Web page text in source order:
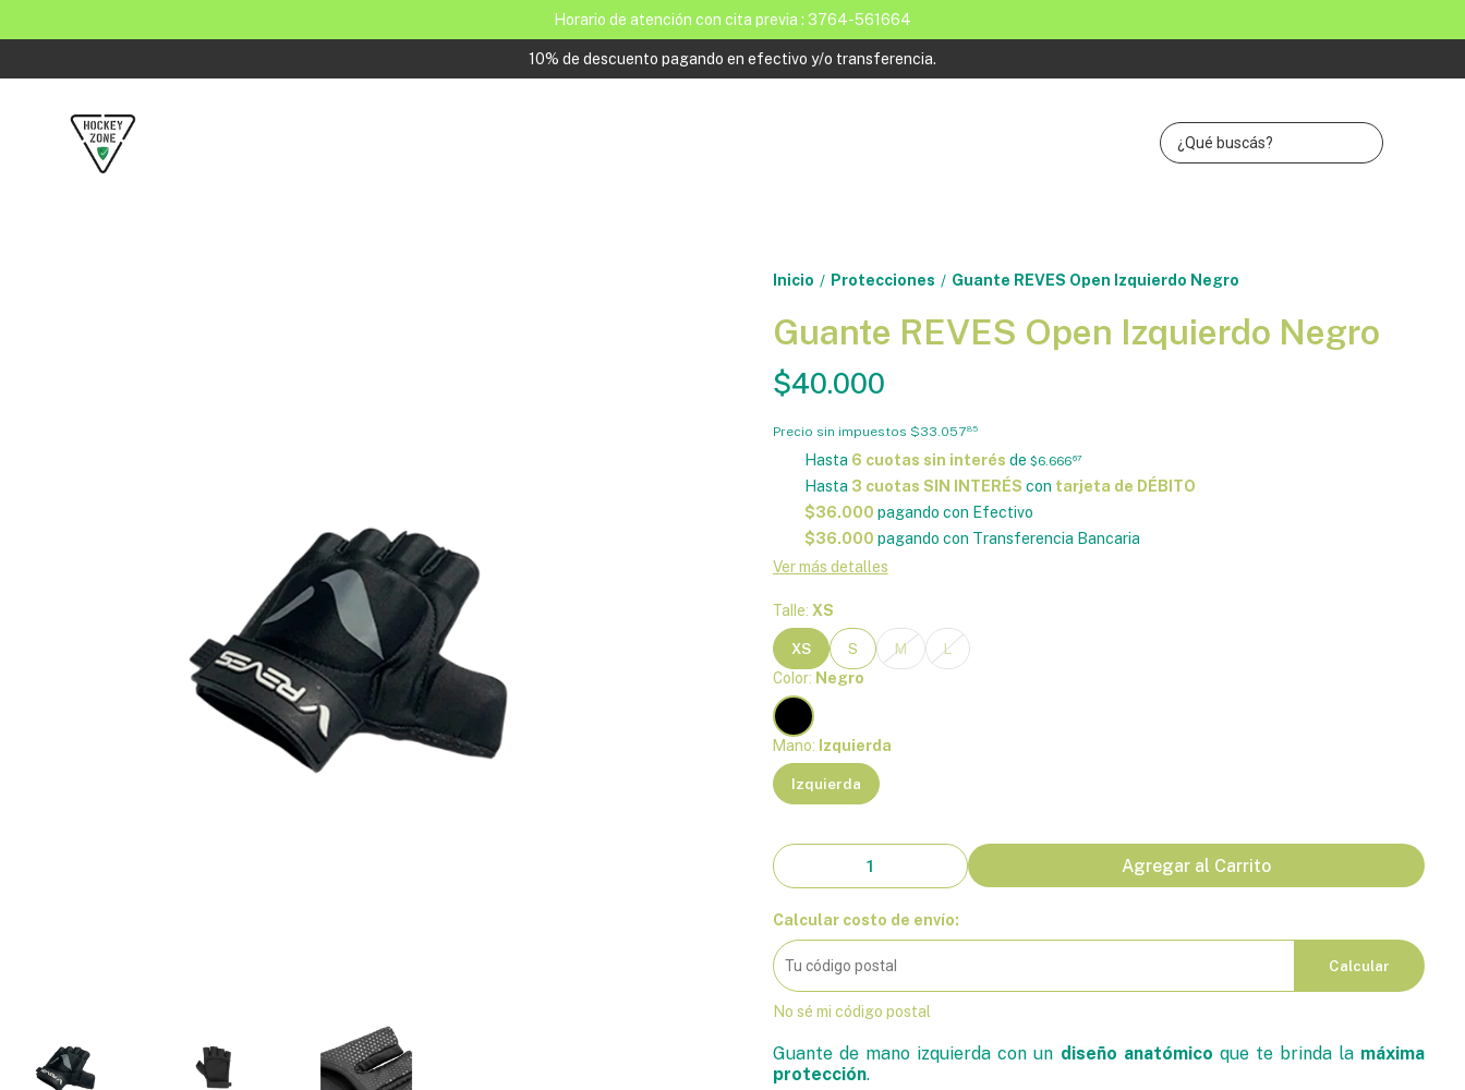
Horario de atención con cita previa : 3764-561664
10% de descuento pagando en efectivo y/o transferencia.
Inicio / Protecciones / Guante REVES Open Izquierdo Negro
Guante REVES Open Izquierdo Negro
$40.000
Precio sin impuestos $33.05785
Hasta 6 cuotas sin interés de $6.66667
Hasta 3 cuotas SIN INTERÉS con tarjeta de DÉBITO
$36.000 pagando con Efectivo
$36.000 pagando con Transferencia Bancaria
Ver más detalles
Talle: XS
XS S M
L
Color: Negro
Mano: Izquierda
Izquierda
Agregar al Carrito
Calcular costo de envío:
Calcular
No sé mi código postal
Guante de mano izquierda con un diseño anatómico que te brinda la máxima
protección.